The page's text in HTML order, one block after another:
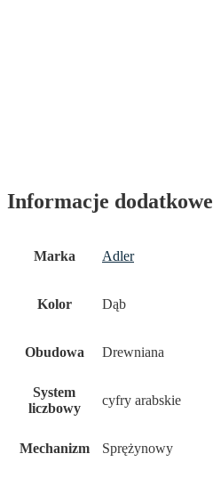
Informacje dodatkowe
Marka Adler
Kolor Dąb
Obudowa Drewniana
System
liczbowy
cyfry arabskie
Mechanizm Sprężynowy